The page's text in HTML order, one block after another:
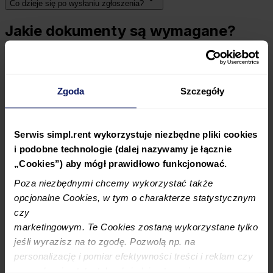
Zgoda Szczegóły
Serwis simpl.rent wykorzystuje niezbędne pliki cookies
i podobne technologie (dalej nazywamy je łącznie
„Cookies”) aby mógł prawidłowo funkcjonować.
Poza niezbędnymi chcemy wykorzystać także
opcjonalne Cookies, w tym o charakterze statystycznym
czy
marketingowym. Te Cookies zostaną wykorzystane tylko
jeśli wyrazisz na to zgodę. Pozwolą np. na
personalizację i pomiar efektywności treści i reklam czy
Co dzieje się po wysłaniu zgłoszenia?
Jakie dokumenty są wymagane?
Brak któregokolwiek z wymaganych załączników
Umowę najmu lub zakwaterowania.
zadłużenie.
Monity przypominające najemcy o płatności
(wymagane jest dołączenie monitów do każdej z
wnioskowanych płatności).
Faktury za niepłacony czynsz najmu (jeśli są
wystawiane).
Faktury za media (jeśli dotyczy).
Zgłoszenie przy pozostałych
rodzajach szkód